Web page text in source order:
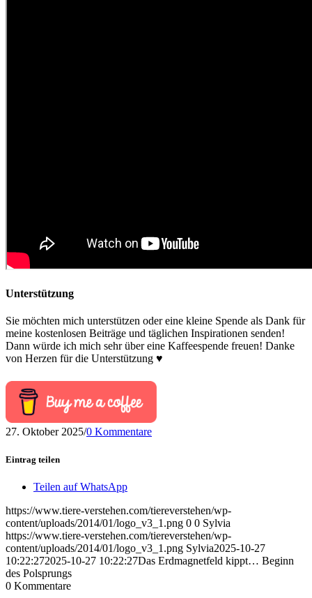
Unterstützung
Sie möchten mich unterstützen oder eine kleine Spende als Dank für
meine kostenlosen Beiträge und täglichen Inspirationen senden!
Dann würde ich mich sehr über eine Kaffeespende freuen! Danke
von Herzen für die Unterstützung ♥
27. Oktober 2025/0 Kommentare
Eintrag teilen
Teilen auf WhatsApp
https://www.tiere-verstehen.com/tiereverstehen/wp-
content/uploads/2014/01/logo_v3_1.png 0 0 Sylvia
https://www.tiere-verstehen.com/tiereverstehen/wp-
content/uploads/2014/01/logo_v3_1.png Sylvia2025-10-27
10:22:272025-10-27 10:22:27Das Erdmagnetfeld kippt… Beginn
des Polsprungs
0 Kommentare